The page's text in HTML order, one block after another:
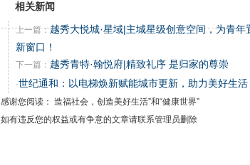
相关新闻
上一篇：越秀大悦城·星域|主城星级创意空间，为青年
新窗口！
下一篇： 越秀青特·翰悦府|精致礼序 是归家的尊崇
·世纪通和：以电梯焕新赋能城市更新，助力美好生活
感谢您阅读： 造福社会，创造美好生活”和“健康世界”
如有违反您的权益或有争意的文章请联系管理员删除